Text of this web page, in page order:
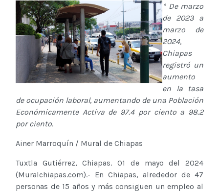
* De marzo
de 2023 a
marzo de
2024,
Chiapas
registró un
aumento
en la tasa
de ocupación laboral, aumentando de una Población
Económicamente Activa de 97.4 por ciento a 98.2
por ciento.
Ainer Marroquín / Mural de Chiapas
Tuxtla Gutiérrez, Chiapas. 01 de mayo del 2024
(Muralchiapas.com).- En Chiapas, alrededor de 47
personas de 15 años y más consiguen un empleo al